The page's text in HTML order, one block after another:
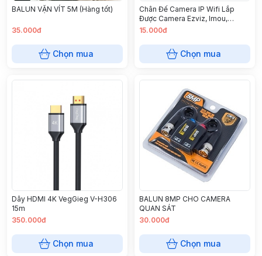
BALUN VẶN VÍT 5M (Hàng tốt)
35.000đ
Chọn mua
Chân Đế Camera IP Wifi Lắp
Được Camera Ezviz, Imou,
Kbone
15.000đ
Chọn mua
Dây HDMI 4K VegGieg V-H306
15m
350.000đ
Chọn mua
BALUN 8MP CHO CAMERA
QUAN SÁT
30.000đ
Chọn mua